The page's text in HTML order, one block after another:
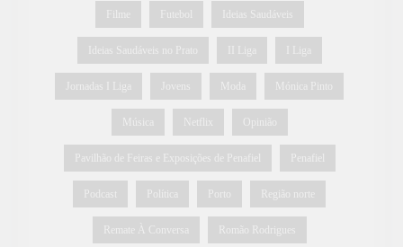
Filme Futebol Ideias Saudáveis
Ideias Saudáveis no Prato II Liga I Liga
Jornadas I Liga Jovens Moda Mónica Pinto
Música Netflix Opinião
Pavilhão de Feiras e Exposições de Penafiel Penafiel
Podcast Política Porto Região norte
Remate À Conversa Romão Rodrigues